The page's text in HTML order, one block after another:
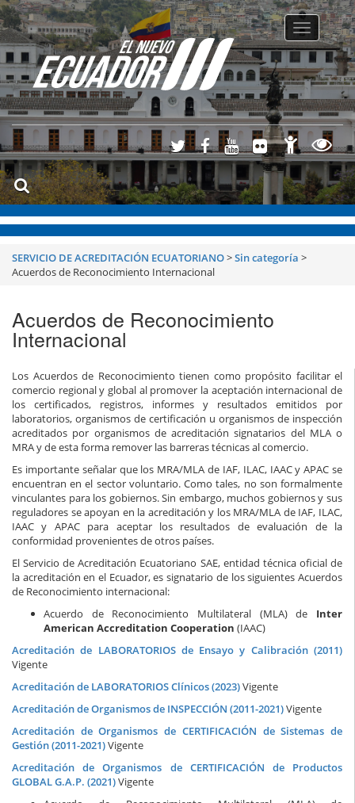
Toggle
SERVICIO DE ACREDITACIÓN ECUATORIANO>Sin categoría >
Acuerdos de Reconocimiento Internacional
Acuerdos de Reconocimiento
Internacional
Los Acuerdos de Reconocimiento tienen como propósito facilitar el
comercio regional y global al promover la aceptación internacional de
los certificados, registros, informes y resultados emitidos por
laboratorios, organismos de certificación u organismos de inspección
acreditados por organismos de acreditación signatarios del MLA o
MRA y de esta forma remover las barreras técnicas al comercio.
Es importante señalar que los MRA/MLA de IAF, ILAC, IAAC y APAC se
encuentran en el sector voluntario. Como tales, no son formalmente
vinculantes para los gobiernos. Sin embargo, muchos gobiernos y sus
reguladores se apoyan en la acreditación y los MRA/MLA de IAF, ILAC,
IAAC y APAC para aceptar los resultados de evaluación de la
conformidad provenientes de otros países.
El Servicio de Acreditación Ecuatoriano SAE, entidad técnica oficial de
la acreditación en el Ecuador, es signatario de los siguientes Acuerdos
de Reconocimiento internacional:
Acuerdo de Reconocimiento Multilateral (MLA) de Inter
American Accreditation Cooperation (IAAC)
Acreditación de LABORATORIOS de Ensayo y Calibración (2011)
Vigente
Acreditación de LABORATORIOS Clínicos (2023)Vigente
Acreditación de Organismos de INSPECCIÓN (2011-2021)Vigente
Acreditación de Organismos de CERTIFICACIÓN de Sistemas de
Gestión (2011-2021)Vigente
Acreditación de Organismos de CERTIFICACIÓN de Productos
GLOBAL G.A.P. (2021)Vigente